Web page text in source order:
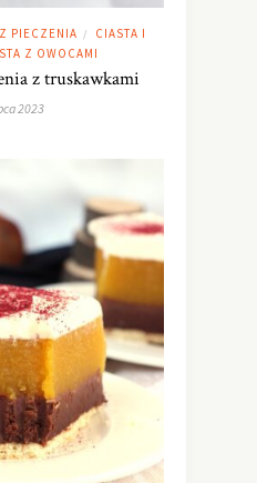
PIECZENIA /
CIASTA I
Z OWOCAMI
z truskawkami
2023